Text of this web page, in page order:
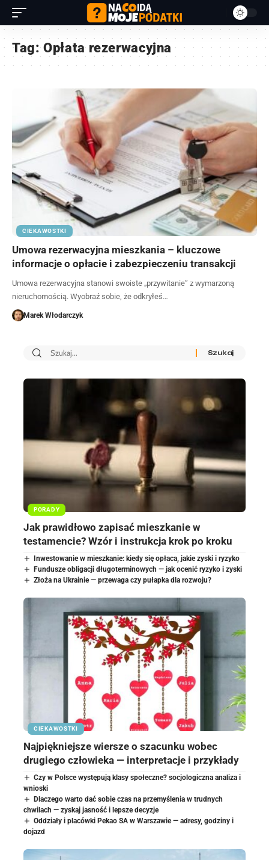
Tag:Opłata rezerwacyjna
CIEKAWOSTKI
Umowa rezerwacyjna mieszkania – kluczowe
informacje o opłacie i zabezpieczeniu transakcji
Umowa rezerwacyjna stanowi swoiste „przywitanie” z wymarzoną
nieruchomością. Wyobraź sobie, że odkryłeś…
Marek Włodarczyk
PORADY
Jak prawidłowo zapisać mieszkanie w
testamencie? Wzór i instrukcja krok po kroku
Inwestowanie w mieszkanie: kiedy się opłaca, jakie zyski i ryzyko
Fundusze obligacji długoterminowych — jak ocenić ryzyko i zyski
Złoża na Ukrainie — przewaga czy pułapka dla rozwoju?
CIEKAWOSTKI
Najpiękniejsze wiersze o szacunku wobec
drugiego człowieka — interpretacje i przykłady
Czy w Polsce występują klasy społeczne? socjologiczna analiza i
wnioski
Dlaczego warto dać sobie czas na przemyślenia w trudnych
chwilach — zyskaj jasność i lepsze decyzje
Oddziały i placówki Pekao SA w Warszawie — adresy, godziny i
dojazd